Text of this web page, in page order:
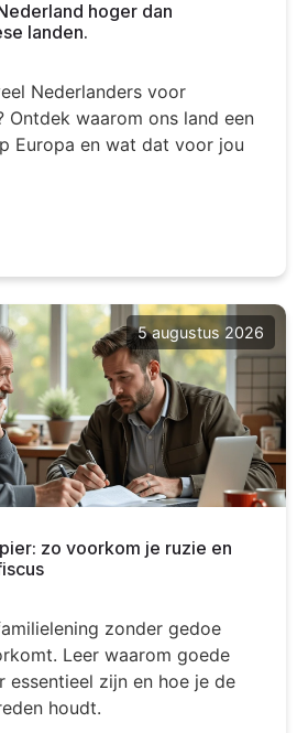
hoger dan
landen.
Nederlanders voor
Ontdek waarom ons land een
Europa en wat dat voor jou
5 augustus 2026
zo voorkom je ruzie en
zonder gedoe
Leer waarom goede
essentieel zijn en hoe je de
houdt.